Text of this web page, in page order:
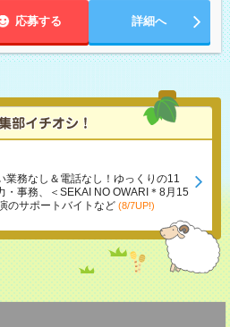
応募する 詳細へ
業務なし＆電話なし！ゆっくりの11
・事務、＜SEKAI NO OWARI＊8月15
のサポートバイトなど (8/7UP!)